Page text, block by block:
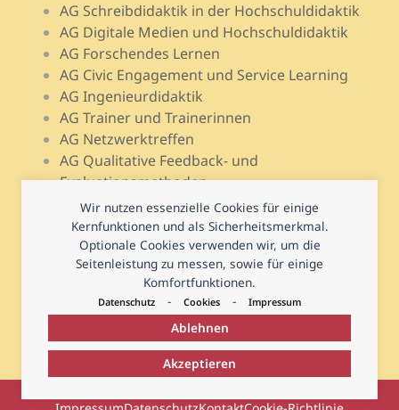
Wir nutzen essenzielle Cookies für einige
Kernfunktionen und als Sicherheitsmerkmal.
Optionale Cookies verwenden wir, um die
Seitenleistung zu messen, sowie für einige
Komfortfunktionen.
Datenschutz - Cookies - Impressum
Akzeptieren
Ablehnen
AG Schreibdidaktik in der Hochschuldidaktik
AG Digitale Medien und Hochschuldidaktik
AG Forschendes Lernen
AG Civic Engagement und Service Learning
AG Ingenieurdidaktik
AG Trainer und Trainerinnen
AG Netzwerktreffen
AG Qualitative Feedback- und
Evaluationsmethoden
AG Open Teach Ware – Lehrportale
AG Psychologie und Lehr-Lern-Forschung
AG Prüfen und Prüfungsdidaktik
AG Hochschuldidaktische Regional- und
Landesnetzwerke